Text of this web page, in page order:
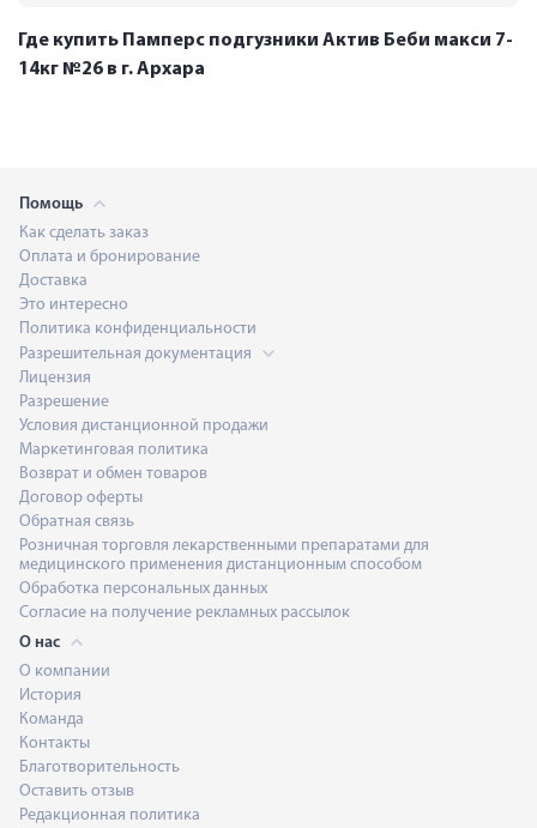
Где купить Памперс подгузники Актив Беби макси 7-
14кг №26 в г. Архара
Помощь
Как сделать заказ
Оплата и бронирование
Доставка
Это интересно
Политика конфиденциальности
Разрешительная документация
Лицензия
Разрешение
Условия дистанционной продажи
Маркетинговая политика
Возврат и обмен товаров
Договор оферты
Обратная связь
Розничная торговля лекарственными препаратами для
медицинского применения дистанционным способом
Обработка персональных данных
Согласие на получение рекламных рассылок
О нас
О компании
История
Команда
Контакты
Благотворительность
Оставить отзыв
Редакционная политика